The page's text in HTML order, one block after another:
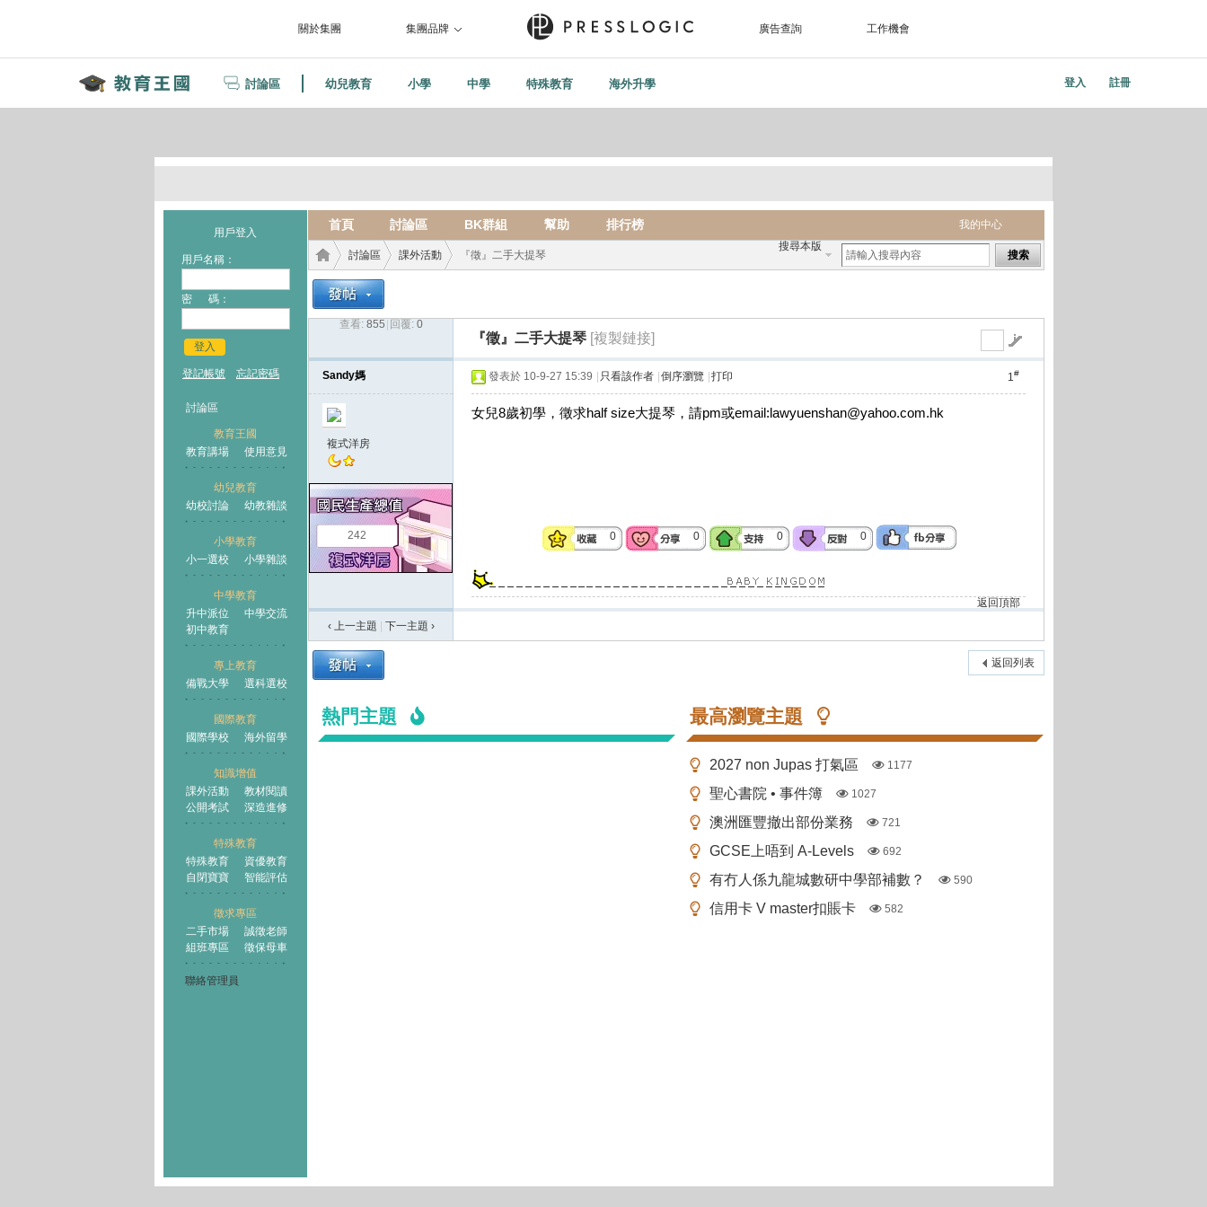
關於集團 集團品牌 廣告查詢 工作機會
討論區 幼兒教育 小學 中學 特殊教育 海外升學 登入 註冊
用戶登入
用戶名稱：
密 碼：
登入
登記帳號 忘記密碼
討論區
教育王國
教育講場
使用意見
幼兒教育
幼校討論
幼教雜談
小學教育
小一選校
小學雜談
中學教育
升中派位
中學交流
初中教育
專上教育
備戰大學
選科選校
國際教育
國際學校
海外留學
知識增值
課外活動
教材閱讀
公開考試
深造進修
特殊教育
特殊教育
資優教育
自閉寶寶
智能評估
徵求專區
二手市場
誠徵老師
組班專區
徵保母車
聯絡管理員
我的中心
首頁 討論區 BK群組 幫助 排行榜
搜尋本版
搜索
王國
討論區
›
課外活動 『徵』二手大提琴
查看: 855 回覆: 0
『徵』二手大提琴 [複製鏈接]
Sandy媽
複式洋房
242
1#
發表於 10-9-27 15:39 只看該作者 倒序瀏覽 打印
女兒8歲初學，徵求half size大提琴，請pm或email:lawyuenshan@yahoo.com.hk
0 0 0 0
返回頂部
‹ 上一主題
下一主題 ›
返回列表
熱門主題 最高瀏覽主題
2027 non Jupas 打氣區 1177
聖心書院 • 事件簿 1027
澳洲匯豐撤出部份業務 721
GCSE上唔到 A-Levels 692
有冇人係九龍城數研中學部補數？ 590
信用卡 V master扣賬卡 582